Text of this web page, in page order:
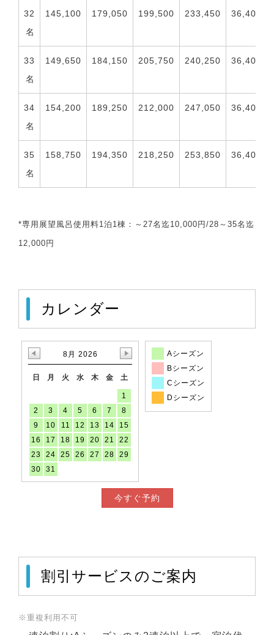
32
名
145,100 179,050 199,500 233,450 36,400
33
名
149,650 184,150 205,750 240,250 36,400
34
名
154,200 189,250 212,000 247,050 36,400
35
名
158,750 194,350 218,250 253,850 36,400
*専用展望風呂使用料1泊1棟：～27名迄 10,000円/28～35名迄
12,000円
カレンダー
8月 2026
日 月 火 水 木 金 土
1
2
3 4 5 6 7
8
9
10 11 12 13 14
15
16
17 18 19 20 21
22
23
24 25 26 27 28
29
30
31
Aシーズン
Bシーズン
Cシーズン
Dシーズン
今すぐ予約
割引サービスのご案内
※重複利用不可